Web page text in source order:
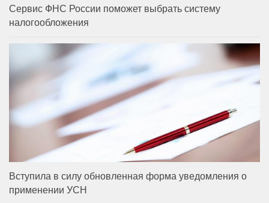
Сервис ФНС России поможет выбрать систему
налогообложения
Вступила в силу обновленная форма уведомления о
применении УСН